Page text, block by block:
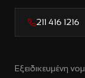
211 416 1216
Εξειδικευμένη